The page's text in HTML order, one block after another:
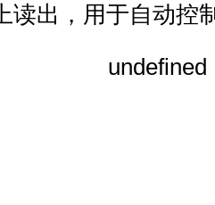
读出，用于自动控